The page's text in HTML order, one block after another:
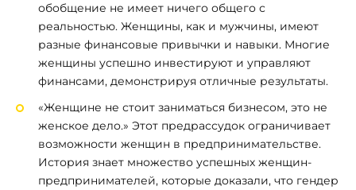
обобщение не имеет ничего общего с
реальностью. Женщины, как и мужчины, имеют
разные финансовые привычки и навыки. Многие
женщины успешно инвестируют и управляют
финансами, демонстрируя отличные результаты.
«Женщине не стоит заниматься бизнесом, это не
женское дело.» Этот предрассудок ограничивает
возможности женщин в предпринимательстве.
История знает множество успешных женщин-
предпринимателей, которые доказали, что гендер